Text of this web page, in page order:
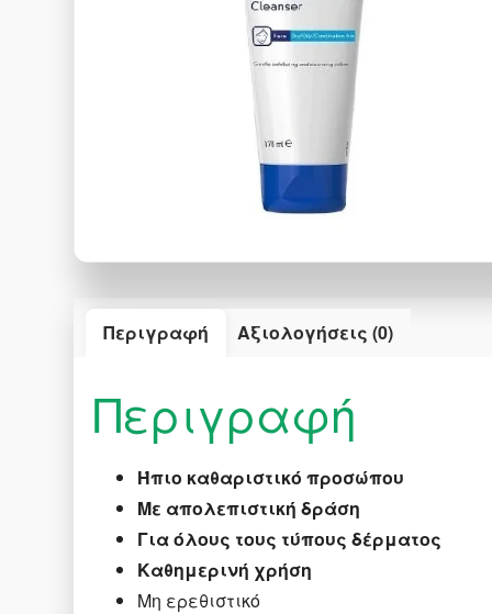
Περιγραφή Αξιολογήσεις (0)
Περιγραφή
Ήπιο καθαριστικό προσώπου
Με απολεπιστική δράση
Για όλους τους τύπους δέρματος
Καθημερινή χρήση
Μη ερεθιστικό